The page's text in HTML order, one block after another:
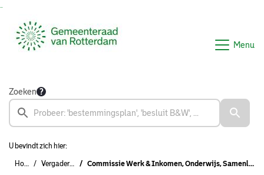
Menu
Zoeken
U bevindt zich hier:
Home Vergaderingen Commissie Werk & Inkomen, Onderwijs, Samenleven, Schuldhulpverlening & Armoedebestrijding, NPRZ